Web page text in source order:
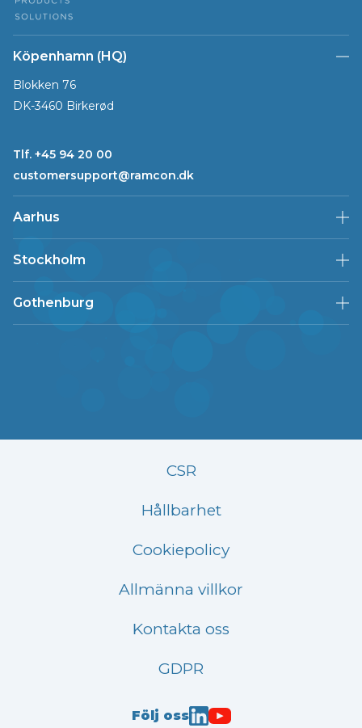
Köpenhamn (HQ)
Blokken 76
DK-3460 Birkerød
Tlf. +45 94 20 00
customersupport@ramcon.dk
Aarhus
Stockholm
Gothenburg
CSR
Hållbarhet
Cookiepolicy
Allmänna villkor
Kontakta oss
GDPR
Följ oss